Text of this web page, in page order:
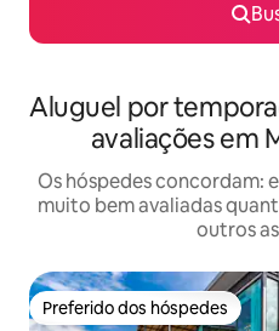
Aluguel por
avaliações em
Os hóspedes concordam:
muito bem avaliadas
outros
Preferido dos hóspedes
Preferido dos hóspedes